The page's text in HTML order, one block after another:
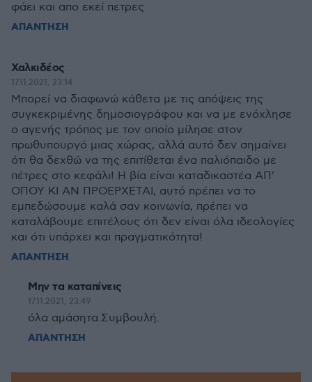
φάει και απο εκεί πετρες
ΑΠΑΝΤΗΣΗ
Χαλκιδέος
17.11.2021, 23:14
Μπορεί να διαφωνώ κάθετα με τις απόψεις της
συγκεκριμένης δημοσιογράφου και να με ενόχλησε
ο αγενής τρόπος με τον οποίο μίλησε στον
πρωθυπουργό μιας χώρας, αλλά αυτό δεν σημαίνει
ότι θα δεχθώ να της επιτίθεται ένα παλιόπαιδο με
πέτρες στο κεφάλι! Η βία είναι καταδικαστέα ΑΠ'
ΟΠΟΥ ΚΙ ΑΝ ΠΡΟΕΡΧΕΤΑΙ, αυτό πρέπει να το
εμπεδώσουμε καλά σαν κοινωνία, πρέπει να
καταλάβουμε επιτέλους ότι δεν είναι όλα ιδεολογίες
και ότι υπάρχει και πραγματικότητα!
ΑΠΑΝΤΗΣΗ
Μην τα καταπίνεις
17.11.2021, 23:49
όλα αμάσητα.Συμβουλή.
ΑΠΑΝΤΗΣΗ